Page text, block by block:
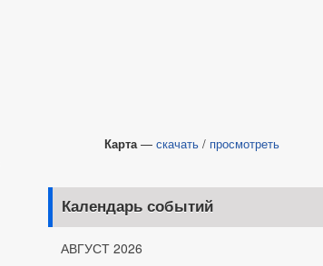
Карта — скачать / просмотреть
Календарь событий
АВГУСТ 2026